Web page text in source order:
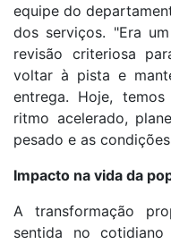
equipe do
dos serviços. "Era
revisão criteriosa
voltar à pista e
entrega. Hoje,
ritmo acelerado,
pesado e as
Impacto na vida da
A transformação
sentida no